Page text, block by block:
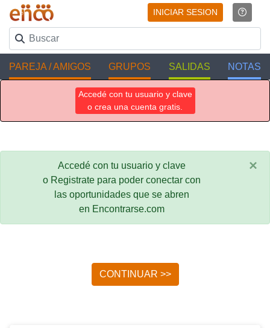
INICIAR SESION
PAREJA / AMIGOS GRUPOS SALIDAS NOTAS
Accedé con tu usuario y clave
o crea una cuenta gratis.
Accedé con tu usuario y clave
o Registrate para poder conectar con
las oportunidades que se abren
en Encontrarse.com
×
CONTINUAR >>